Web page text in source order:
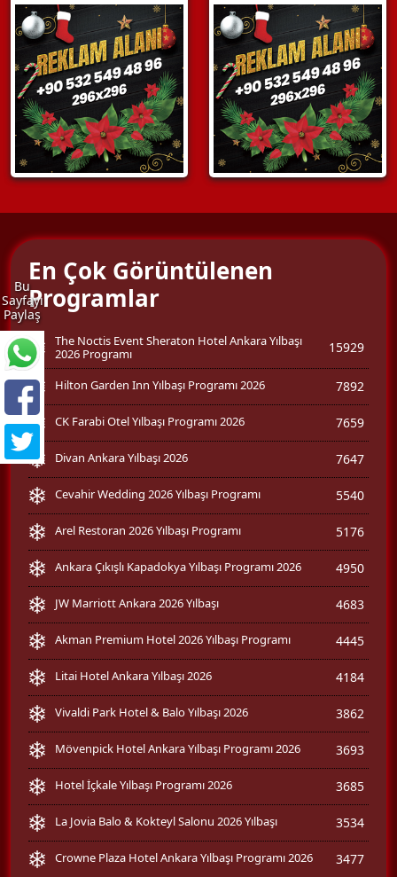
Bu
Sayfayı
Paylaş
En Çok Görüntülenen
Programlar
The Noctis Event Sheraton Hotel Ankara Yılbaşı
2026 Programı
15929
Hilton Garden Inn Yılbaşı Programı 2026 7892
CK Farabi Otel Yılbaşı Programı 2026 7659
Divan Ankara Yılbaşı 2026 7647
Cevahir Wedding 2026 Yılbaşı Programı 5540
Arel Restoran 2026 Yılbaşı Programı 5176
Ankara Çıkışlı Kapadokya Yılbaşı Programı 2026 4950
JW Marriott Ankara 2026 Yılbaşı 4683
Akman Premium Hotel 2026 Yılbaşı Programı 4445
Litai Hotel Ankara Yılbaşı 2026 4184
Vivaldi Park Hotel & Balo Yılbaşı 2026 3862
Mövenpick Hotel Ankara Yılbaşı Programı 2026 3693
Hotel İçkale Yılbaşı Programı 2026 3685
La Jovia Balo & Kokteyl Salonu 2026 Yılbaşı 3534
Crowne Plaza Hotel Ankara Yılbaşı Programı 2026 3477